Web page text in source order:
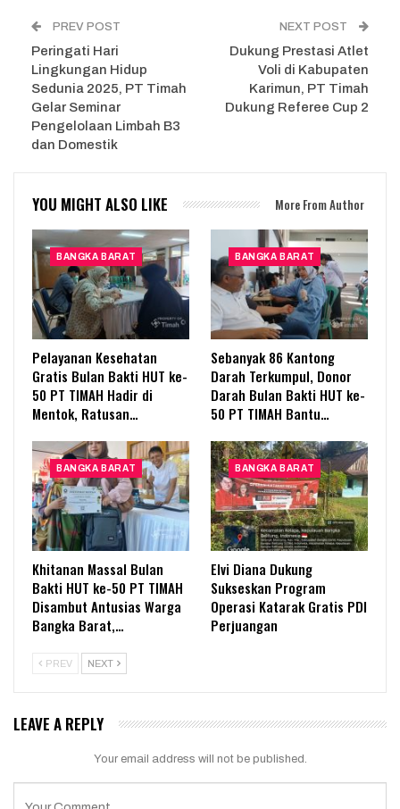
PREV POST
Peringati Hari
Lingkungan Hidup
Sedunia 2025, PT Timah
Gelar Seminar
Pengelolaan Limbah B3
dan Domestik
NEXT POST
Dukung Prestasi Atlet
Voli di Kabupaten
Karimun, PT Timah
Dukung Referee Cup 2
YOU MIGHT ALSO LIKE More From Author
BANGKA BARAT
Pelayanan Kesehatan
Gratis Bulan Bakti HUT ke-
50 PT TIMAH Hadir di
Mentok, Ratusan…
BANGKA BARAT
Sebanyak 86 Kantong
Darah Terkumpul, Donor
Darah Bulan Bakti HUT ke-
50 PT TIMAH Bantu…
BANGKA BARAT
Khitanan Massal Bulan
Bakti HUT ke-50 PT TIMAH
Disambut Antusias Warga
Bangka Barat,…
BANGKA BARAT
Elvi Diana Dukung
Sukseskan Program
Operasi Katarak Gratis PDI
Perjuangan
PREV NEXT
LEAVE A REPLY
Your email address will not be published.